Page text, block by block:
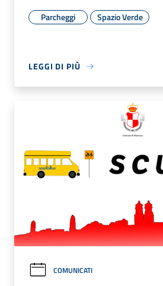
Parcheggi Spazio Verde
LEGGI DI PIÙ
COMUNICATI